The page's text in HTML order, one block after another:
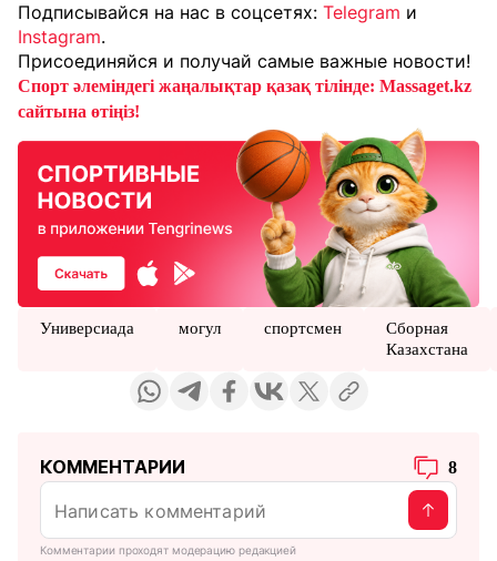
Подписывайся на нас в соцсетях: Telegram и
Instagram.
Присоединяйся и получай самые важные новости!
Спорт әлеміндегі жаңалықтар қазақ тілінде: Massaget.kz
сайтына өтіңіз!
Универсиада могул спортсмен
Сборная
Казахстана
КОММЕНТАРИИ 8
Комментарии проходят модерацию редакцией